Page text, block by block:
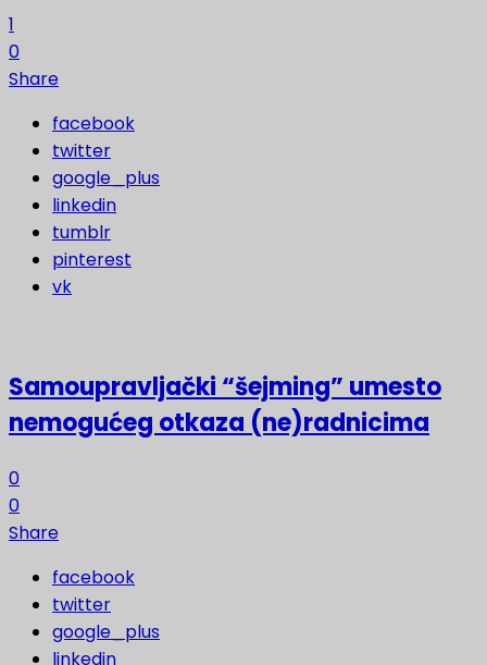
1
0
Share
facebook
twitter
google_plus
linkedin
tumblr
pinterest
vk
Samoupravljački “šejming” umesto
nemogućeg otkaza (ne)radnicima
0
0
Share
facebook
twitter
google_plus
linkedin